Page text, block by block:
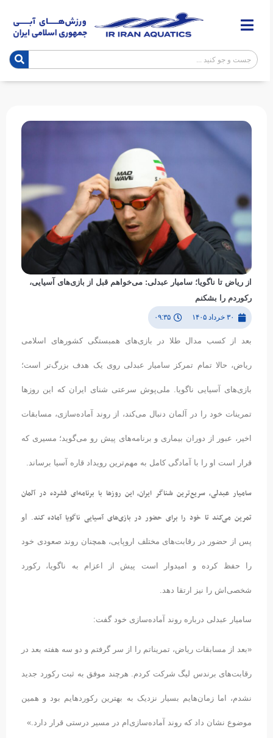
از ریاض تا ناگویا؛ سامیار عبدلی: می‌خواهم قبل از بازی‌های آسیایی،
رکوردم را بشکنم
۳۰ خرداد ۱۴۰۵ ۰۹:۳۵
بعد از کسب مدال طلا در بازی‌های همبستگی کشورهای اسلامی
ریاض، حالا تمام تمرکز سامیار عبدلی روی یک هدف بزرگ‌تر است؛
بازی‌های آسیایی ناگویا. ملی‌پوش سرعتی شنای ایران که این روزها
تمرینات خود را در آلمان دنبال می‌کند، از روند آماده‌سازی، مسابقات
اخیر، عبور از دوران بیماری و برنامه‌های پیش رو می‌گوید؛ مسیری که
قرار است او را با آمادگی کامل به مهم‌ترین رویداد قاره آسیا برساند.
سامیار عبدلی، سریع‌ترین شناگر ایران، این روزها با برنامه‌ای فشرده در آلمان
تمرین می‌کند تا خود را برای حضور در بازی‌های آسیایی ناگویا آماده کند. او
پس از حضور در رقابت‌های مختلف اروپایی، همچنان روند صعودی خود
را حفظ کرده و امیدوار است پیش از اعزام به ناگویا، رکورد
شخصی‌اش را نیز ارتقا دهد.
سامیار عبدلی درباره روند آماده‌سازی خود گفت:
«بعد از مسابقات ریاض، تمریناتم را از سر گرفتم و دو سه هفته بعد در
رقابت‌های برندس لیگ شرکت کردم. هرچند موفق به ثبت رکورد جدید
نشدم، اما زمان‌هایم بسیار نزدیک به بهترین رکوردهایم بود و همین
موضوع نشان داد که روند آماده‌سازی‌ام در مسیر درستی قرار دارد.»